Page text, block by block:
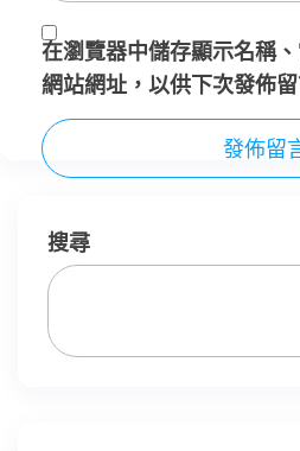
在瀏覽器中儲存顯示名稱
網站網址，以供下次發佈
搜尋